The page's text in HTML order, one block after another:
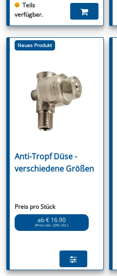
Teils
verfügbar.
Neues Produkt
Anti-Tropf Düse -
verschiedene Größen
Preis pro Stück
ab € 16.90
(Preis inkl. 20% USt.)